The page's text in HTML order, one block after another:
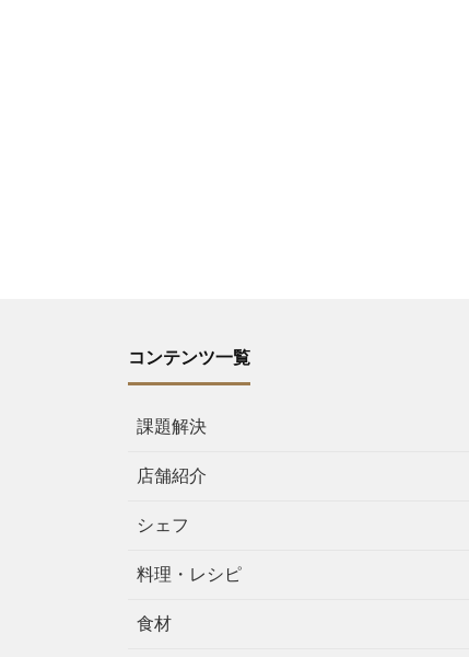
コンテンツ一覧
課題解決
店舗紹介
シェフ
料理・レシピ
食材